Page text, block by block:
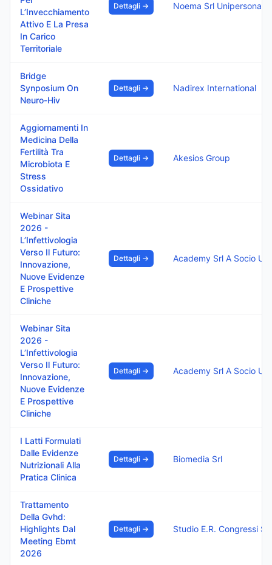
L’Invecchiamento
Attivo E La Presa
In Carico
Territoriale
Dettagli → Noema Srl Unipersonale
Bridge
Synposium On
Neuro-Hiv
Dettagli → Nadirex International
Aggiornamenti In
Medicina Della
Fertilità Tra
Microbiota E
Stress
Ossidativo
Dettagli → Akesios Group
Webinar Sita
2026 -
L’Infettivologia
Verso Il Futuro:
Innovazione,
Nuove Evidenze
E Prospettive
Cliniche
Dettagli →
Webinar Sita
2026 -
L’Infettivologia
Verso Il Futuro:
Innovazione,
Nuove Evidenze
E Prospettive
Cliniche
Dettagli →
I Latti Formulati
Dalle Evidenze
Nutrizionali Alla
Pratica Clinica
Dettagli → Biomedia Srl
Trattamento
Della Gvhd:
Highlights Dal
Meeting Ebmt
2026
Dettagli →